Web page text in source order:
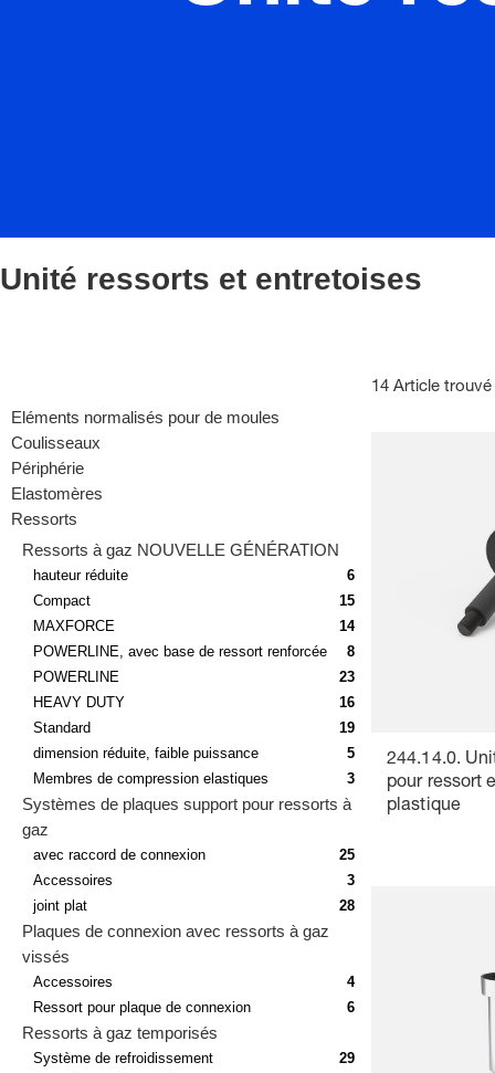
Unité ressorts et entretoises
Eléments normalisés pour de moules
Coulisseaux
Périphérie
Elastomères
Ressorts
Ressorts à gaz NOUVELLE GÉNÉRATION
hauteur réduite
6
Compact
15
MAXFORCE
14
POWERLINE, avec base de ressort renforcée
8
POWERLINE
23
HEAVY DUTY
16
Standard
19
dimension réduite, faible puissance
5
Membres de compression elastiques
3
Systèmes de plaques support pour ressorts à
gaz
avec raccord de connexion
25
Accessoires
3
joint plat
28
Plaques de connexion avec ressorts à gaz
vissés
Accessoires
4
Ressort pour plaque de connexion
6
Ressorts à gaz temporisés
Système de refroidissement
29
14 Article trouvé
244.14.0.
pour ressort
plastique